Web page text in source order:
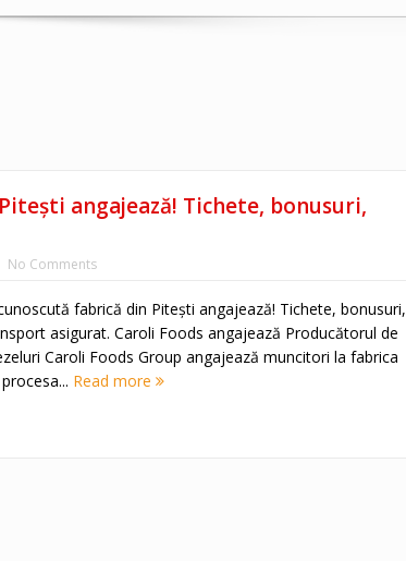
angajează! Tichete, bonusuri,
No Comments
fabrică din Pitești angajează! Tichete, bonusuri,
asigurat. Caroli Foods angajează Producătorul de
Caroli Foods Group angajează muncitori la fabrica
Read more